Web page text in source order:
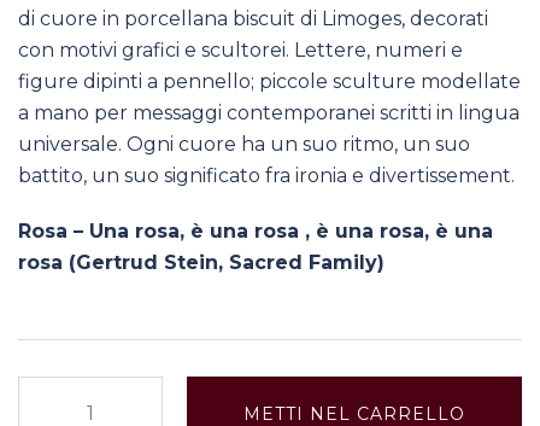
di cuore in porcellana biscuit di Limoges, decorati
con motivi grafici e scultorei. Lettere, numeri e
figure dipinti a pennello; piccole sculture modellate
a mano per messaggi contemporanei scritti in lingua
universale. Ogni cuore ha un suo ritmo, un suo
battito, un suo significato fra ironia e divertissement.
Rosa – Una rosa, è una rosa , è una rosa, è una
rosa (Gertrud Stein, Sacred Family)
METTI NEL CARRELLO